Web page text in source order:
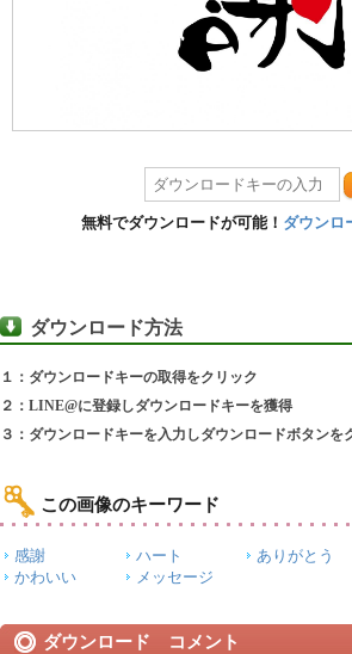
無料でダウンロードが可能！ ダウンロ
ダウンロード方法
１：ダウンロードキーの取得をクリック
２：LINE@に登録しダウンロードキーを獲得
３：ダウンロードキーを入力しダウンロードボタンを
この画像のキーワード
感謝 ハート ありがとう
かわいい
メッセージ
ダウンロード コメント